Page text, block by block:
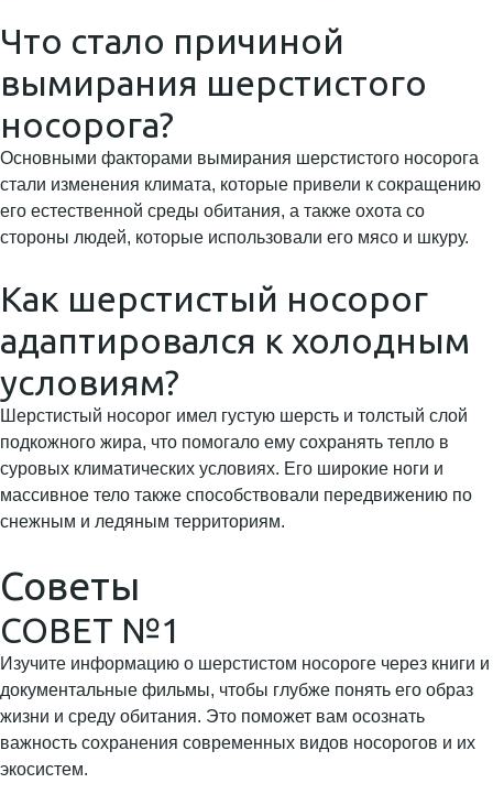
Что стало причиной
вымирания шерстистого
носорога?
Основными факторами вымирания шерстистого носорога
стали изменения климата, которые привели к сокращению
его естественной среды обитания, а также охота со
стороны людей, которые использовали его мясо и шкуру.
Как шерстистый носорог
адаптировался к холодным
условиям?
Шерстистый носорог имел густую шерсть и толстый слой
подкожного жира, что помогало ему сохранять тепло в
суровых климатических условиях. Его широкие ноги и
массивное тело также способствовали передвижению по
снежным и ледяным территориям.
Советы
СОВЕТ №1
Изучите информацию о шерстистом носороге через книги и
документальные фильмы, чтобы глубже понять его образ
жизни и среду обитания. Это поможет вам осознать
важность сохранения современных видов носорогов и их
экосистем.